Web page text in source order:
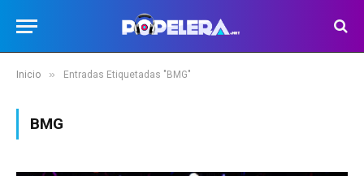
Inicio » Entradas Etiquetadas "BMG"
BMG